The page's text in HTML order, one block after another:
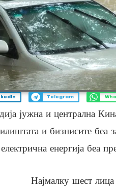
Telegram
јужна и централна
и бизнисите
енергија беа
Најмалку шест лица